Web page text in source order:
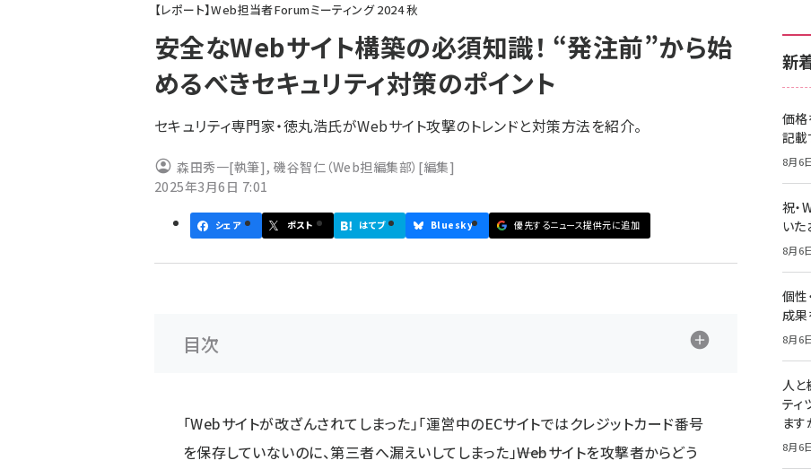
ン
く
ず
【レポート】Web担当者Forumミーティング 2024 秋
安全なWebサイト構築の必須知識！ “発注前”から始
めるべきセキュリティ対策のポイント
セキュリティ専門家・徳丸浩氏がWebサイト攻撃のトレンドと対策方法を紹介。
森田秀一[執筆] ,磯谷智仁（Web担編集部） [編集]
2025年3月6日 7:01
シェア ポスト はてブ Bluesky 優先するニュース提供元に追加
目次
「Webサイトが改ざんされてしまった」「運営中のECサイトではクレジットカード番号
を保存していないのに、第三者へ漏えいしてしまった」――Webサイトを攻撃者からどう
新
価格
記載
8月6
祝・
いた
8月6
個性
成果
8月6
人と
ティ
ます
8月6